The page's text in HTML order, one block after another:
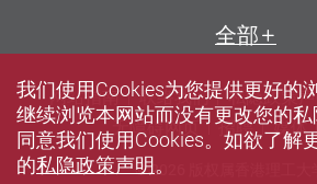
全部
网站指南 联络我们 私隐政策
无障碍网页
招聘 媒体
© 2026 版权属香港理工大
我们使用Cookies为您提供更好的
继续浏览本网站而没有更改您的
同意我们使用Cookies。如欲了解
的私隐政策声明。